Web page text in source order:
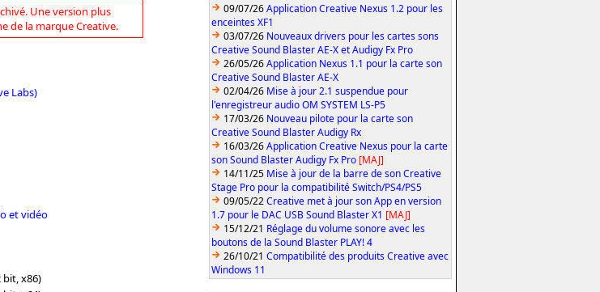
Une version plus
de la marque Creative.
Labs)
et vidéo
bit, x86)
09/07/26Application Creative Nexus 1.2 pour les
enceintes XF1
03/07/26 Nouveaux drivers pour les cartes sons
Creative Sound Blaster AE-X et Audigy Fx Pro
26/05/26Application Nexus 1.1 pour la carte son
Creative Sound Blaster AE-X
02/04/26 Mise à jour 2.1 suspendue pour
l'enregistreur audio OM SYSTEM LS-P5
17/03/26 Nouveau pilote pour la carte son
Creative Sound Blaster Audigy Rx
16/03/26Application Creative Nexus pour la carte
son Sound Blaster Audigy Fx Pro [MAJ]
14/11/25 Mise à jour de la barre de son Creative
Stage Pro pour la compatibilité Switch/PS4/PS5
09/05/22Creative met à jour son App en version
1.7 pour le DAC USB Sound Blaster X1 [MAJ]
15/12/21 Réglage du volume sonore avec les
boutons de la Sound Blaster PLAY! 4
26/10/21 Compatibilité des produits Creative avec
Windows 11